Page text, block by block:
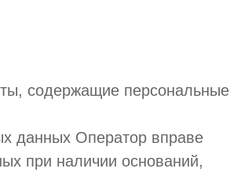
содержащие персональные
данных Оператор вправе
при наличии оснований,